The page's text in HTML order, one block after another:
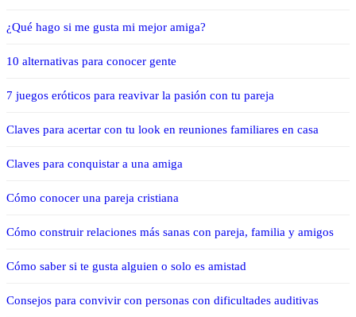
¿Qué hago si me gusta mi mejor amiga?
10 alternativas para conocer gente
7 juegos eróticos para reavivar la pasión con tu pareja
Claves para acertar con tu look en reuniones familiares en casa
Claves para conquistar a una amiga
Cómo conocer una pareja cristiana
Cómo construir relaciones más sanas con pareja, familia y amigos
Cómo saber si te gusta alguien o solo es amistad
Consejos para convivir con personas con dificultades auditivas